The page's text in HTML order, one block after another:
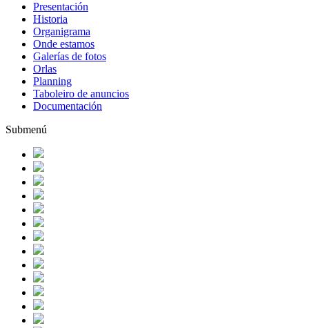
Presentación
Historia
Organigrama
Onde estamos
Galerías de fotos
Orlas
Planning
Taboleiro de anuncios
Documentación
Submenú